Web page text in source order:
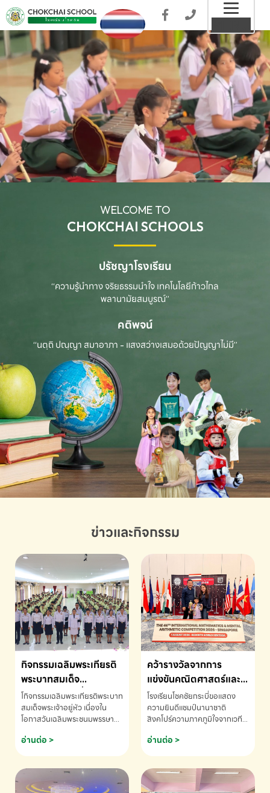
WELCOME TO
CHOKCHAI SCHOOLS
ปรัชญาโรงเรียน
“ความรู้นำทาง จริยธรรมนำใจ เทคโนโลยีก้าวไกล
พลานามัยสมบูรณ์”
คติพจน์
“นตฺถิ ปณฺญา สมาอาภา - แสงสว่างเสมอด้วยปัญญาไม่มี”
ข่าวและกิจกรรม
กิจกรรมเฉลิมพระเกียรติ
พระบาทสมเด็จ
พระเจ้าอยู่หัว เนื่องใน
โอกาสวันเฉลิม
พระชนมพรรษา
โกิจกรรมเฉลิมพระเกียรติพระบาท
สมเด็จพระเจ้าอยู่หัว เนื่องใน
โอกาสวันเฉลิมพระชนมพรรษา
ข้อมูลเพิ่มเติม โทร. 075-691910
อ่านต่อ >
คว้ารางวัลจากการ
แข่งขันคณิตศาสตร์และ
คณิตคิดเร็วนานาชาติ
ครั้งที่ 46 ประจำปี 2569
ณ ประเทศสิงคโปร์
โรงเรียนโชคชัยกระบี่ขอแสดง
ความยินดีแชมป์นานาชาติ
สิงคโปร์ความภาคภูมิใจจากเวที
ด.ช.พัทธนันท์ พรหมพันธ์ ชั้น
อนุบาล EP K3 โรงเรียนโชคชัย
แข่งขันคณิตศาสตร์และคณิตคิด
เร็วนานาชาติ ครั้งที่ 46 ประจำปี
อ่านต่อ >